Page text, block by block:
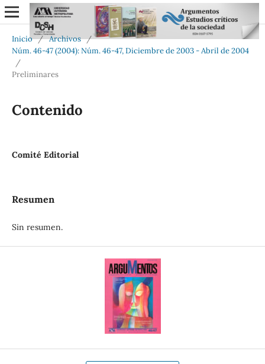
Inicio / Archivos /
Núm. 46-47 (2004): Núm. 46-47, Diciembre de 2003 - Abril de 2004
/
Preliminares
Contenido
Comité Editorial
Resumen
Sin resumen.